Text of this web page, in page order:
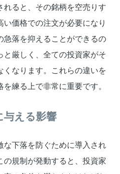
れると、その銘柄を空売りす
価格での注文が必要になり
急落を抑えることができるの
と厳しく、全ての投資家がそ
くなります。これらの違いを
練る上で非常に重要です。
与える影響
な下落を防ぐために導入され
の規制が発動すると、投資家